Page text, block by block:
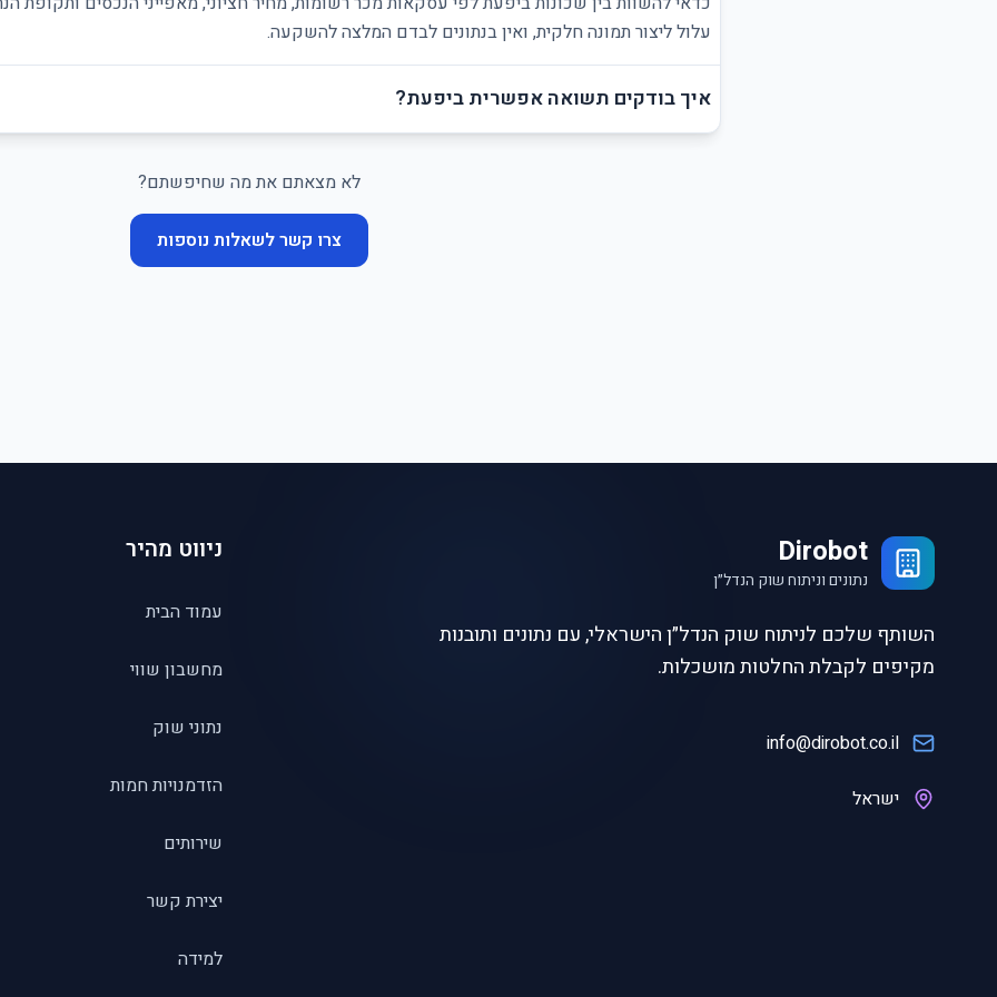
עלול ליצור תמונה חלקית, ואין בנתונים לבדם המלצה להשקעה.
איך בודקים תשואה אפשרית ביפעת?
לא מצאתם את מה שחיפשתם?
צרו קשר לשאלות נוספות
Dirobot
נתונים וניתוח שוק הנדל״ן
השותף שלכם לניתוח שוק הנדל״ן הישראלי, עם נתונים ותובנות
מקיפים לקבלת החלטות מושכלות.
info@dirobot.co.il
ישראל
ניווט מהיר
עמוד הבית
מחשבון שווי
נתוני שוק
הזדמנויות חמות
שירותים
יצירת קשר
למידה